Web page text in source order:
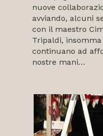
nuove
avviando, alcuni
con il maestro
Tripaldi,
continuano ad
nostre mani…